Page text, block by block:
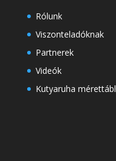
Rólunk
Viszonteladóknak
Partnerek
Videók
Kutyaruha